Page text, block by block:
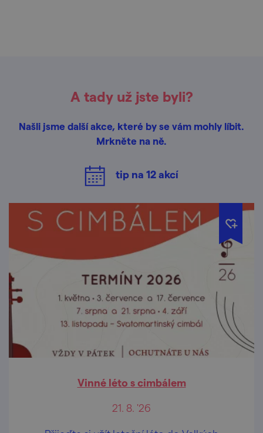
A tady už jste byli?
Našli jsme další akce, které by se vám mohly líbit.
Mrkněte na ně.
tip na 12akcí
Vinné léto s cimbálem
21. 8. '26